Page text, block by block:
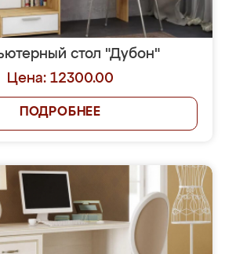
стол "Дубон"
Цена: 12300.00
ПОДРОБНЕЕ